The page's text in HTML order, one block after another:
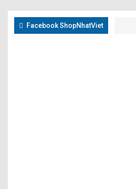
Facebook ShopNhatViet